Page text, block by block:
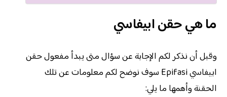
ما هي حقن ابيفاسي
وقبل أن نذكر لكم الإجابة عن سؤال متى يبدأ مفعول حقن
ابيفاسي Epifasi سوف نوضح لكم معلومات عن تلك
الحقنة وأهمها ما يلي: